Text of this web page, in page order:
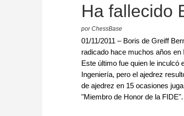
Ha fallecido
por ChessBase
01/11/2011 – Boris de Greiff
radicado hace muchos años
Este último fue quien le inculcó
Ingeniería, pero el ajedrez
de ajedrez en 15 ocasiones
"Miembro de Honor de la